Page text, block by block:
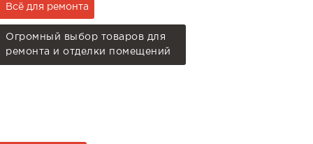
Всё для ремонта
Огромный выбор товаров для
ремонта и отделки помещений